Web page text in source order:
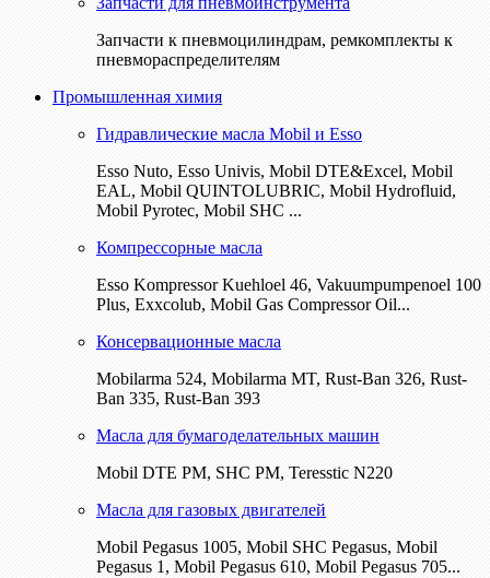
Запчасти к пневмоцилиндрам, ремкомплекты к
пневмораспределителям
Промышленная химия
Гидравлические масла Mobil и Esso
Esso Nuto, Esso Univis, Mobil DTE&Excel, Mobil
EAL, Mobil QUINTOLUBRIC, Mobil Hydrofluid,
Mobil Pyrotec, Mobil SHC ...
Компрессорные масла
Esso Kompressor Kuehloel 46, Vakuumpumpenoel 100
Plus, Exxcolub, Mobil Gas Compressor Oil...
Консервационные масла
Mobilarma 524, Mobilarma MT, Rust-Ban 326, Rust-
Ban 335, Rust-Ban 393
Масла для бумагоделательных машин
Mobil DTE РМ, SHC PM, Teresstic N220
Масла для газовых двигателей
Mobil Pegasus 1005, Mobil SHC Pegasus, Mobil
Pegasus 1, Mobil Pegasus 610, Mobil Pegasus 705...